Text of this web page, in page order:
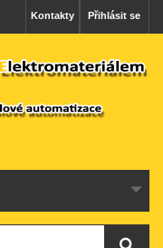
Přihlásit se
Kontakty